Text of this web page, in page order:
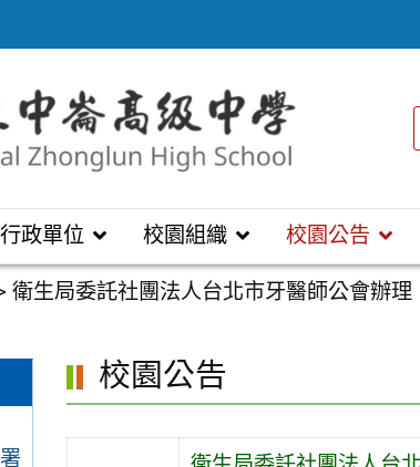
行政單位 校園組織 校園公告
衛生局委託社團法人台北市牙醫師公會辦
校園公告